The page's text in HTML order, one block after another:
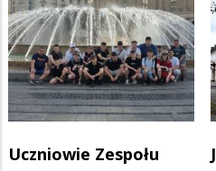
Uczniowie Zespołu